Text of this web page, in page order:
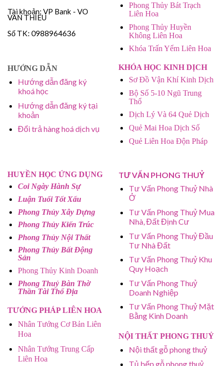
Tài khoản: VP Bank - VO
VAN THIEU
Số TK: 0988964636
HƯỚNG DẪN
Hướng dẫn đăng ký
khoá học
Hướng dẫn đăng ký tại
khoản
Đổi trả hàng hoá dịch vụ
Phong Thủy Bát Trạch
Liên Hoa
Phong Thủy Huyền
Không Liên Hoa
Khóa Trấn Yểm Liên Hoa
KHÓA HỌC KINH DỊCH
Sơ Đồ Vận Khí Kinh Dịch
Bộ Số 5-10 Ngũ Trung
Thổ
Dịch Lý Và 64 Quẻ Dịch
Quẻ Mai Hoa Dịch Số
Quẻ Liên Hoa Độn Pháp
HUYỀN HỌC ỨNG DỤNG
Coi Ngày Hành Sự
Luận Tuổi Tốt Xấu
Phong Thủy Xây Dựng
Phong Thủy Kiến Trúc
Phong Thủy Nội Thất
Phong Thủy Bất Động
Sản
Phong Thủy Kinh Doanh
Phong Thuỷ Bàn Thờ
Thần Tài Thổ Địa
TƯỚNG PHÁP LIÊN HOA
Nhân Tướng Cơ Bản Liên
Hoa
Nhân Tướng Trung Cấp
Liên Hoa
TƯ VẤN PHONG THUỶ
Tư Vấn Phong Thuỷ Nhà
Ở
Tư Vấn Phong Thuỷ Mua
Nhà, Đất Định Cư
Tư Vấn Phong Thuỷ Đầu
Tư Nhà Đất
Tư Vấn Phong Thuỷ Khu
Quy Hoạch
Tư Vấn Phong Thuỷ
Doanh Nghiệp
Tư Vấn Phong Thuỷ Mặt
Bằng Kinh Doanh
NỘI THẤT PHONG THUỶ
Nội thất gỗ phong thuỷ
Tủ bếp gỗ phong thuỷ